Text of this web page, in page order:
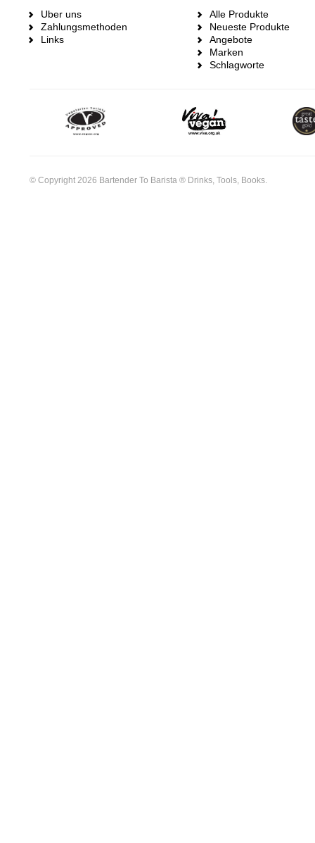
Uber uns
Zahlungsmethoden
Links
Alle Produkte
Neueste Produkte
Angebote
Marken
Schlagworte
© Copyright 2026 Bartender To Barista ® Drinks, Tools, Books.